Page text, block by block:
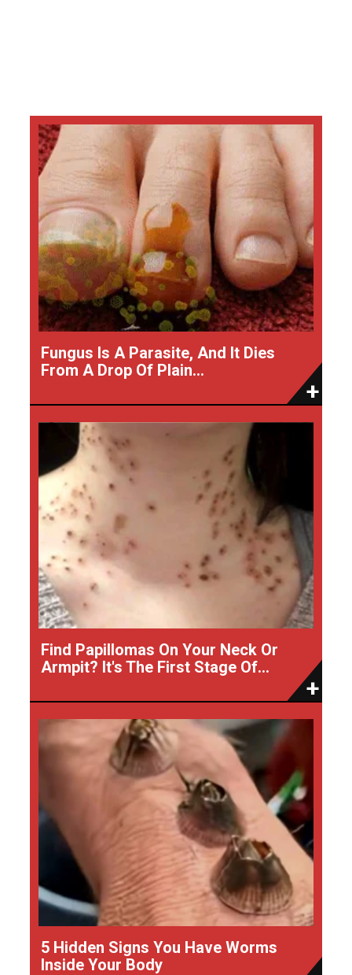
Fungus Is A Parasite, And It Dies
From A Drop Of Plain...
Find Papillomas On Your Neck Or
Armpit? It's The First Stage Of...
5 Hidden Signs You Have Worms
Inside Your Body